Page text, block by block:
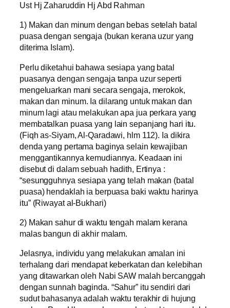
Ust Hj Zaharuddin Hj Abd Rahman
1) Makan dan minum dengan bebas setelah batal
puasa dengan sengaja (bukan kerana uzur yang
diterima Islam).
Perlu diketahui bahawa sesiapa yang batal
puasanya dengan sengaja tanpa uzur seperti
mengeluarkan mani secara sengaja, merokok,
makan dan minum. Ia dilarang untuk makan dan
minum lagi atau melakukan apa jua perkara yang
membatalkan puasa yang lain sepanjang hari itu.
(Fiqh as-Siyam, Al-Qaradawi, hlm 112). Ia dikira
denda yang pertama baginya selain kewajiban
menggantikannya kemudiannya. Keadaan ini
disebut di dalam sebuah hadith, Ertinya :
“sesungguhnya sesiapa yang telah makan (batal
puasa) hendaklah ia berpuasa baki waktu harinya
itu” (Riwayat al-Bukhari)
2) Makan sahur di waktu tengah malam kerana
malas bangun di akhir malam.
Jelasnya, individu yang melakukan amalan ini
terhalang dari mendapat keberkatan dan kelebihan
yang ditawarkan oleh Nabi SAW malah bercanggah
dengan sunnah baginda. “Sahur” itu sendiri dari
sudut bahasanya adalah waktu terakhir di hujung